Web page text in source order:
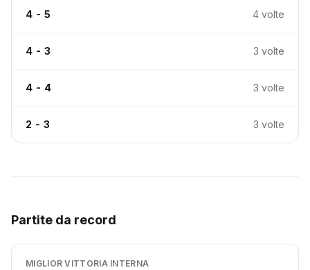
4 - 5 4 volte
4 - 3 3 volte
4 - 4 3 volte
2 - 3 3 volte
Partite da record
MIGLIOR VITTORIA INTERNA